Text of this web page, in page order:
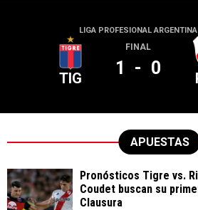
LIGA PROFESIONAL ARGENTINA
TIG
FINAL
1 - 0
APUESTAS
Pronósticos Tigre vs.
Coudet buscan su
Clausura